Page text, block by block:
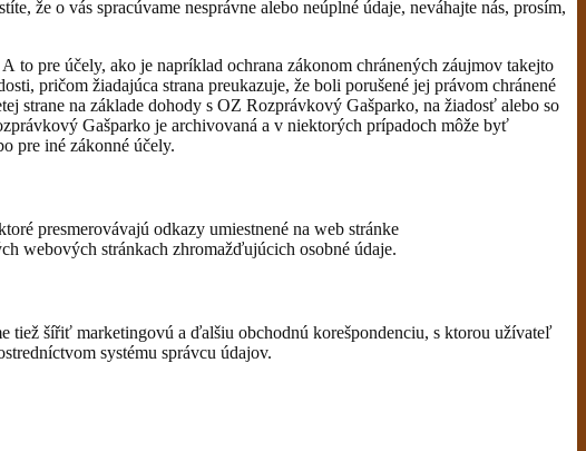
že o vás spracúvame nesprávne alebo neúplné údaje, neváhajte nás, prosím,
pre účely, ako je napríklad ochrana zákonom chránených záujmov takejto
pričom žiadajúca strana preukazuje, že boli porušené jej právom chránené
strane na základe dohody s OZ Rozprávkový Gašparko, na žiadosť alebo so
Gašparko je archivovaná a v niektorých prípadoch môže byť
pre iné zákonné účely.
presmerovávajú odkazy umiestnené na web stránke
webových stránkach zhromažďujúcich osobné údaje.
tiež šířiť marketingovú a ďalšiu obchodnú korešpondenciu, s ktorou užívateľ
systému správcu údajov.